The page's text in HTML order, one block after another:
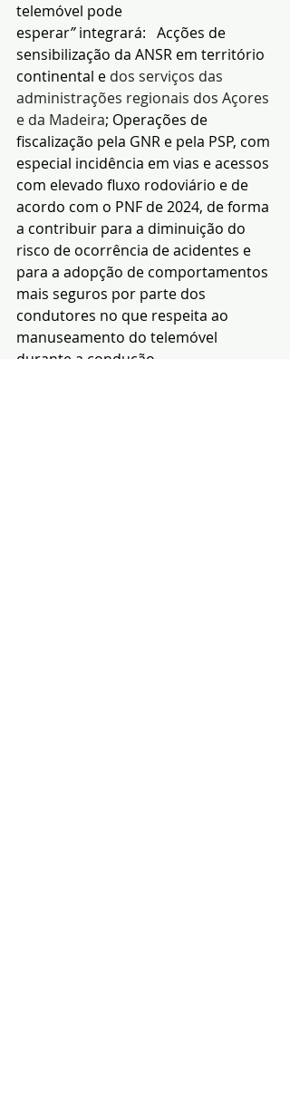
telemóvel pode
esperar” integrará: Acções de
sensibilização da ANSR em território
continental e dos serviços das
administrações regionais dos Açores
e da Madeira; Operações de
fiscalização pela GNR e pela PSP, com
especial incidência em vias e acessos
com elevado fluxo rodoviário e de
acordo com o PNF de 2024, de forma
a contribuir para a diminuição do
risco de ocorrência de acidentes e
para a adopção de comportamentos
mais seguros por parte dos
condutores no que respeita ao
manuseamento do telemóvel
durante a condução.